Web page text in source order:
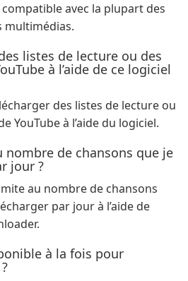
avec la plupart des
multimédias.
listes de lecture ou des
à l’aide de ce logiciel
des listes de lecture ou
YouTube à l’aide du logiciel.
de chansons que je
jour ?
au nombre de chansons
par jour à l’aide de
à la fois pour